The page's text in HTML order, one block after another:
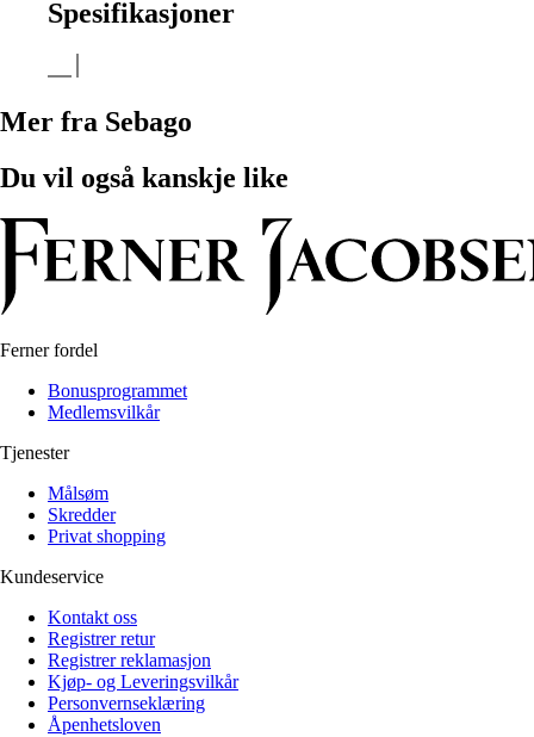
Spesifikasjoner
Mer fra Sebago
Du vil også kanskje like
Ferner fordel
Bonusprogrammet
Medlemsvilkår
Tjenester
Målsøm
Skredder
Privat shopping
Kundeservice
Kontakt oss
Registrer retur
Registrer reklamasjon
Kjøp- og Leveringsvilkår
Personvernseklæring
Åpenhetsloven